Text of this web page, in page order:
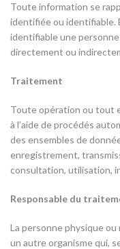
Toute information se
identifiée ou identifiable.
identifiable une
directement ou
Traitement
Toute opération ou tout
à l’aide de procédés
des ensembles de
enregistrement,
consultation, utilisation,
Responsable du
La personne physique ou
un autre organisme qui,